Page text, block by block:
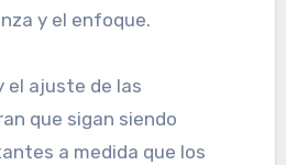
y el enfoque.
el ajuste de las
que sigan siendo
a medida que los